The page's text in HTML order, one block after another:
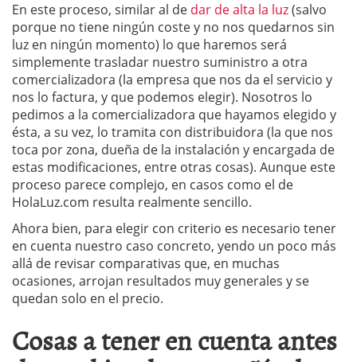
En este proceso, similar al de dar de alta la luz(salvo
porque no tiene ningún coste y no nos quedarnos sin
luz en ningún momento) lo que haremos será
simplemente trasladar nuestro suministro a otra
comercializadora (la empresa que nos da el servicio y
nos lo factura, y que podemos elegir). Nosotros lo
pedimos a la comercializadora que hayamos elegido y
ésta, a su vez, lo tramita con distribuidora (la que nos
toca por zona, dueña de la instalación y encargada de
estas modificaciones, entre otras cosas). Aunque este
proceso parece complejo, en casos como el de
HolaLuz.com resulta realmente sencillo.
Ahora bien, para elegir con criterio es necesario tener
en cuenta nuestro caso concreto, yendo un poco más
allá de revisar comparativas que, en muchas
ocasiones, arrojan resultados muy generales y se
quedan solo en el precio.
Cosas a tener en cuenta antes